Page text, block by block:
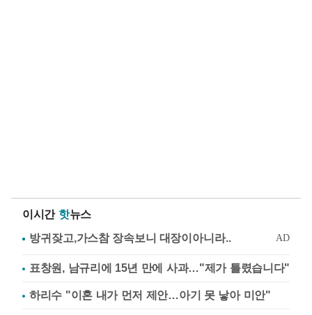
이시간 핫뉴스
표창원, 남규리에 15년 만에 사과…"제가 틀렸습니다"
하리수 "이혼 내가 먼저 제안…아기 못 낳아 미안"